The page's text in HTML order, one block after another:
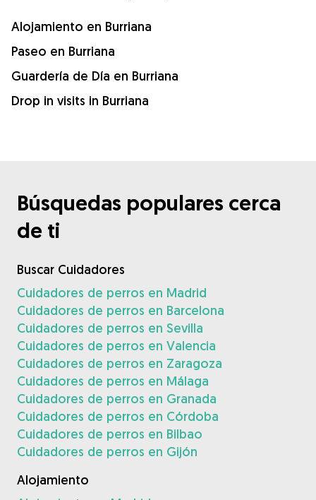
Alojamiento en Burriana
Paseo en Burriana
Guardería de Día en Burriana
Drop in visits in Burriana
Búsquedas populares cerca
de ti
Buscar Cuidadores
Cuidadores de perros en Madrid
Cuidadores de perros en Barcelona
Cuidadores de perros en Sevilla
Cuidadores de perros en Valencia
Cuidadores de perros en Zaragoza
Cuidadores de perros en Málaga
Cuidadores de perros en Granada
Cuidadores de perros en Córdoba
Cuidadores de perros en Bilbao
Cuidadores de perros en Gijón
Alojamiento